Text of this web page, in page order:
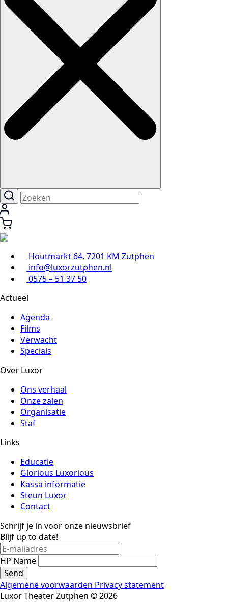
Houtmarkt 64, 7201 KM Zutphen
info@luxorzutphen.nl
0575 – 51 37 50
Actueel
Agenda
Films
Verwacht
Specials
Over Luxor
Ons verhaal
Onze zalen
Organisatie
Staf
Links
Educatie
Glorious Luxorious
Kassa informatie
Steun Luxor
Contact
Schrijf je in voor onze nieuwsbrief
Blijf up to date!
HP Name
Send
Algemene voorwaarden Privacy statement
Luxor Theater Zutphen © 2026